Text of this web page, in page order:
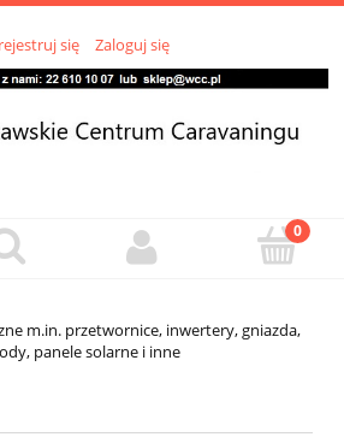
się Zaloguj się
m.in. przetwornice, inwertery, gniazda,
panele solarne i inne